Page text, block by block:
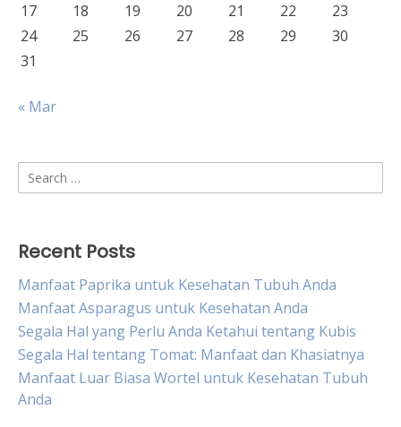
17 18 19 20 21 22
23
24
25 26 27 28 29
30
31
« Mar
Search
for:
Recent Posts
Manfaat Paprika untuk Kesehatan Tubuh Anda
Manfaat Asparagus untuk Kesehatan Anda
Segala Hal yang Perlu Anda Ketahui tentang Kubis
Segala Hal tentang Tomat: Manfaat dan Khasiatnya
Manfaat Luar Biasa Wortel untuk Kesehatan Tubuh
Anda